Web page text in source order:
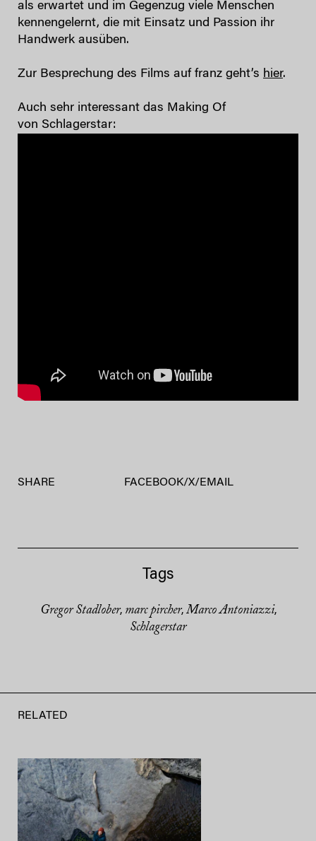
als erwartet und im Gegenzug viele Menschen
kennengelernt, die mit Einsatz und Passion ihr
Handwerk ausüben.
Zur Besprechung des Films auf franz geht’s hier.
Auch sehr interessant das Making Of
von Schlagerstar:
SHARE FACEBOOK/X/ EMAIL
Tags
Gregor Stadlober, marc pircher, Marco Antoniazzi,
Schlagerstar
RELATED